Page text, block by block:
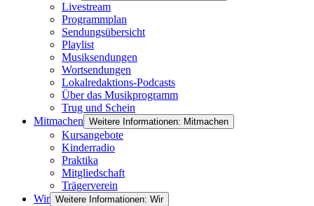
Livestream
Programmplan
Sendungsübersicht
Playlist
Musiksendungen
Wortsendungen
Lokalredaktions-Podcasts
Über das Musikprogramm
Trug und Schein
Mitmachen Weitere Informationen: Mitmachen
Kursangebote
Kinderradio
Praktika
Mitgliedschaft
Trägerverein
Wir Weitere Informationen: Wir